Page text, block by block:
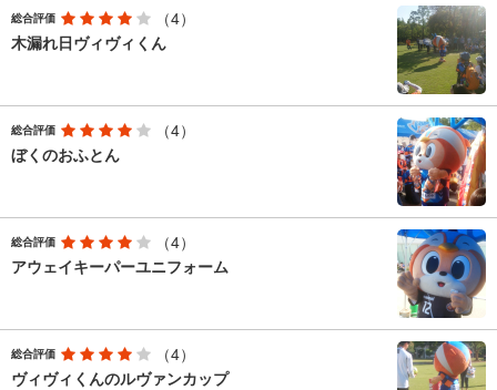
総合評価
（4）
木漏れ日ヴィヴィくん
総合評価
（4）
ぼくのおふとん
総合評価
（4）
アウェイキーパーユニフォーム
総合評価
（4）
ヴィヴィくんのルヴァンカップ